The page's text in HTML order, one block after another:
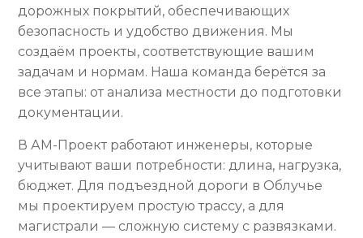
дорожных покрытий, обеспечивающих
безопасность и удобство движения. Мы
создаём проекты, соответствующие вашим
задачам и нормам. Наша команда берётся за
все этапы: от анализа местности до подготовки
документации.
В АМ-Проект работают инженеры, которые
учитывают ваши потребности: длина, нагрузка,
бюджет. Для подъездной дороги в Облучье
мы проектируем простую трассу, а для
магистрали — сложную систему с развязками.